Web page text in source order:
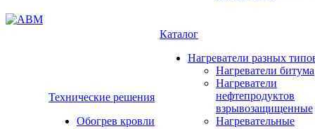
Технические решения
Обогрев кровли
Каталог
Нагреватели разных
Нагреватели битума
Нагреватели
нефтепродуктов
взрывозащищенные
Нагревательные